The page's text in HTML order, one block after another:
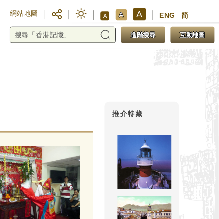
網站地圖 A A A ENG 简
進階搜尋 互動地圖
相傳華光有三隻眼，是玉皇大
庭，玉帝命華光下凡火燒戲棚
推介特藏